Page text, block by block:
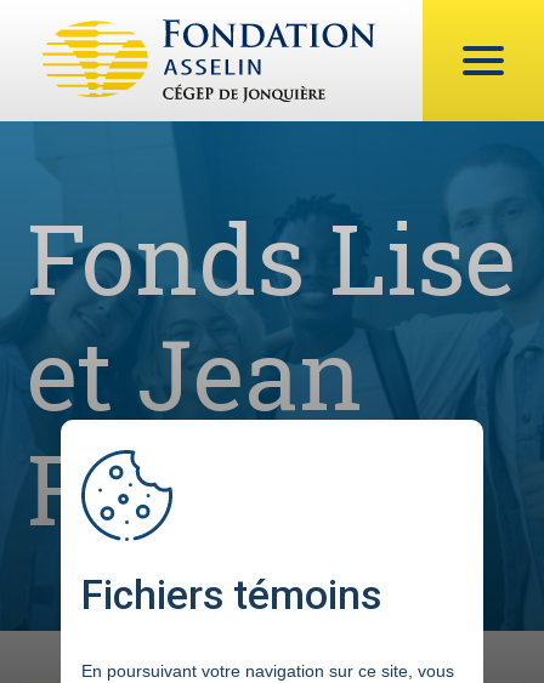
Fonds Lise
et Jean
Fortin
Fichiers témoins
En poursuivant votre navigation sur ce site, vous